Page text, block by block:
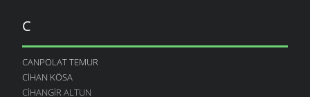
C
CANPOLAT TEMUR
CIHAN KÖSA
CIHANGIR ALTUN